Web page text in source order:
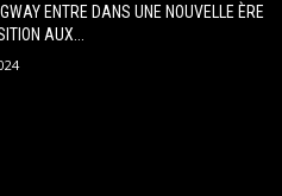
ENTRE DANS UNE NOUVELLE ÈRE
AUX...